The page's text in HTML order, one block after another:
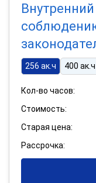
256 ак.ч 400 ак.ч
Кол-во часов:
Стоимость:
Старая цена:
Рассрочка: